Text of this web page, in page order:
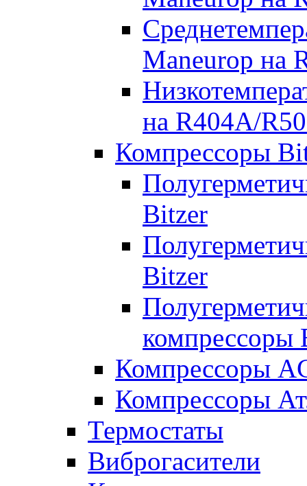
Maneurop на
на R404A/
Компрессоры
Bitzer
Bitzer
компрессоры
Компрессоры
Компрессоры
Термостаты
Виброгасители